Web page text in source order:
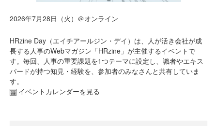
2026年7月28日（火）＠オンライン
HRzine Day（エイチアールジン・デイ）は、人が活き会社が成
長する人事のWebマガジン「HRzine」が主催するイベントで
す。毎回、人事の重要課題を1つテーマに設定し、識者やエキス
パードが持つ知見・経験を、参加者のみなさんと共有していま
す。
イベントカレンダーを見る